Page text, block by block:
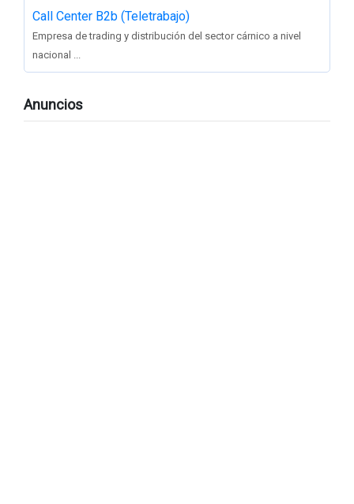
Call Center B2b (Teletrabajo)
Empresa de trading y distribución del sector cárnico a nivel
nacional ...
Anuncios